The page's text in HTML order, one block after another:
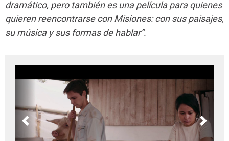
dramático, pero también es una película para quienes
quieren reencontrarse con Misiones: con sus paisajes,
su música y sus formas de hablar”.
Previous Next